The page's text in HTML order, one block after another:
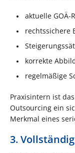
aktuelle GOÄ-
rechtssichere
korrekte
regelmäßige
Praxisintern ist
Outsourcing ein
Merkmal eines
3.